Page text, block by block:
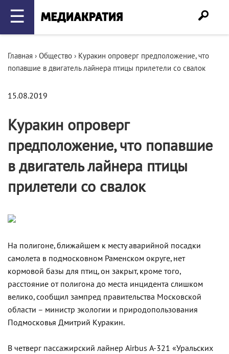
☰
Главная › Общество › Куракин опроверг предположение, что
попавшие в двигатель лайнера птицы прилетели со свалок
15.08.2019
Куракин опроверг
предположение, что попавшие
в двигатель лайнера птицы
прилетели со свалок
На полигоне, ближайшем к месту аварийной посадки
самолета в подмосковном Раменском округе, нет
кормовой базы для птиц, он закрыт, кроме того,
расстояние от полигона до места инцидента слишком
велико, сообщил зампред правительства Московской
области – министр экологии и природопользования
Подмосковья Дмитрий Куракин.
В четверг пассажирский лайнер Airbus А-321 «Уральских